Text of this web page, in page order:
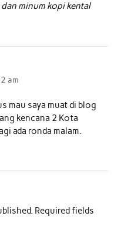
minum kopi kental
am
mau saya muat di blog
kencana 2 Kota
ada ronda malam.
Required fields